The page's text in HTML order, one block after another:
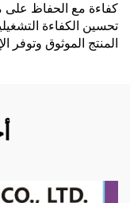
كفاءة مع الحفاظ على
تحسين الكفاءة
المنتج الموثوق وتوفر